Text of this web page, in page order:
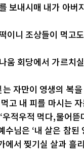
보내시매 내가 아
이니 조상들이 먹고
움 회당에서 가르치
자만이 영생의 복
고 내 피를 마시는
우적우적 먹다,물어
수님은 ‘내 살은 참
에서 찢기실 살과 흘